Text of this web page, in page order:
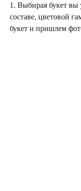
1. Выбирая букет вы
составе, цветовой
букет и пришлем